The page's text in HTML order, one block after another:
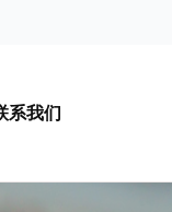
系我们